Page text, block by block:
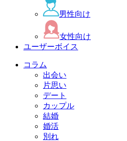
男性向け
女性向け
ユーザーボイス
コラム
出会い
片思い
デート
カップル
結婚
婚活
別れ